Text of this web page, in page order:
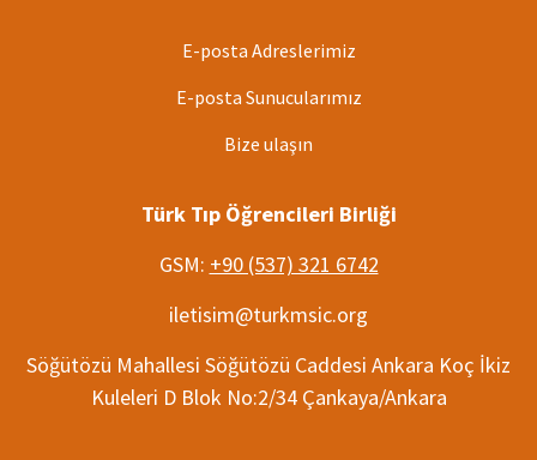
E-posta Adreslerimiz
E-posta Sunucularımız
Bize ulaşın
Türk Tıp Öğrencileri Birliği
GSM: +90 (537) 321 6742
iletisim@turkmsic.org
Söğütözü Mahallesi Söğütözü Caddesi Ankara Koç İkiz
Kuleleri D Blok No:2/34 Çankaya/Ankara